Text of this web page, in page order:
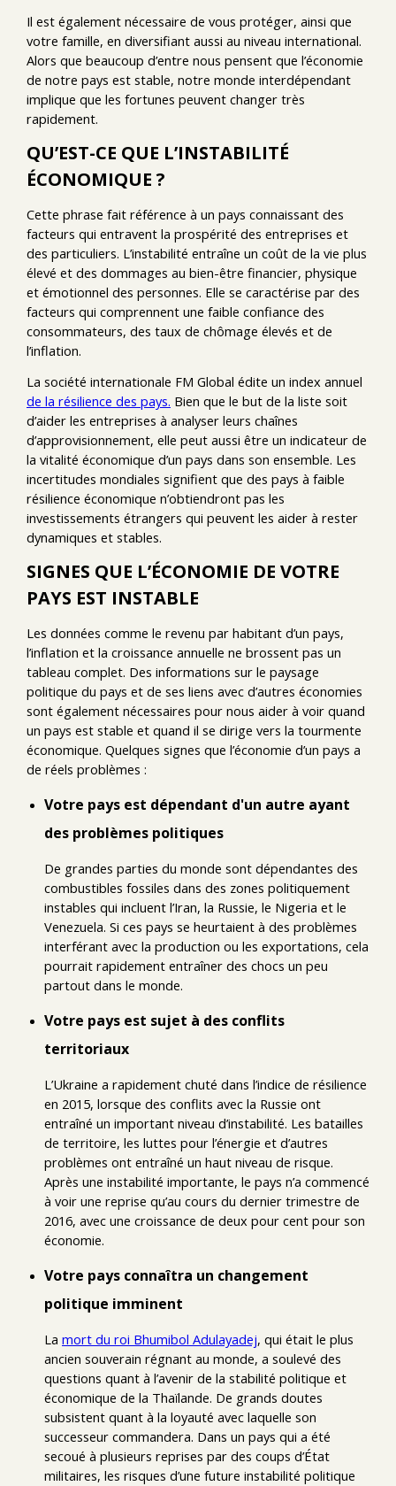
Il est également nécessaire de vous protéger, ainsi que
votre famille, en diversifiant aussi au niveau international.
Alors que beaucoup d’entre nous pensent que l’économie
de notre pays est stable, notre monde interdépendant
implique que les fortunes peuvent changer très
rapidement.
QU’EST-CE QUE L’INSTABILITÉ
ÉCONOMIQUE ?
Cette phrase fait référence à un pays connaissant des
facteurs qui entravent la prospérité des entreprises et
des particuliers. L’instabilité entraîne un coût de la vie plus
élevé et des dommages au bien-être financier, physique
et émotionnel des personnes. Elle se caractérise par des
facteurs qui comprennent une faible confiance des
consommateurs, des taux de chômage élevés et de
l’inflation.
La société internationale FM Global édite un index annuel
de la résilience des pays. Bien que le but de la liste soit
d’aider les entreprises à analyser leurs chaînes
d’approvisionnement, elle peut aussi être un indicateur de
la vitalité économique d’un pays dans son ensemble. Les
incertitudes mondiales signifient que des pays à faible
résilience économique n’obtiendront pas les
investissements étrangers qui peuvent les aider à rester
dynamiques et stables.
SIGNES QUE L’ÉCONOMIE DE VOTRE
PAYS EST INSTABLE
Les données comme le revenu par habitant d’un pays,
l’inflation et la croissance annuelle ne brossent pas un
tableau complet. Des informations sur le paysage
politique du pays et de ses liens avec d’autres économies
sont également nécessaires pour nous aider à voir quand
un pays est stable et quand il se dirige vers la tourmente
économique. Quelques signes que l’économie d’un pays a
de réels problèmes :
Votre pays est dépendant d'un autre ayant
des problèmes politiques
De grandes parties du monde sont dépendantes des
combustibles fossiles dans des zones politiquement
instables qui incluent l’Iran, la Russie, le Nigeria et le
Venezuela. Si ces pays se heurtaient à des problèmes
interférant avec la production ou les exportations, cela
pourrait rapidement entraîner des chocs un peu
partout dans le monde.
Votre pays est sujet à des conflits
territoriaux
L’Ukraine a rapidement chuté dans l’indice de résilience
en 2015, lorsque des conflits avec la Russie ont
entraîné un important niveau d’instabilité. Les batailles
de territoire, les luttes pour l’énergie et d’autres
problèmes ont entraîné un haut niveau de risque.
Après une instabilité importante, le pays n’a commencé
à voir une reprise qu’au cours du dernier trimestre de
2016, avec une croissance de deux pour cent pour son
économie.
Votre pays connaîtra un changement
politique imminent
La mort du roi Bhumibol Adulayadej, qui était le plus
ancien souverain régnant au monde, a soulevé des
questions quant à l’avenir de la stabilité politique et
économique de la Thaïlande. De grands doutes
subsistent quant à la loyauté avec laquelle son
successeur commandera. Dans un pays qui a été
secoué à plusieurs reprises par des coups d’État
militaires, les risques d’une future instabilité politique